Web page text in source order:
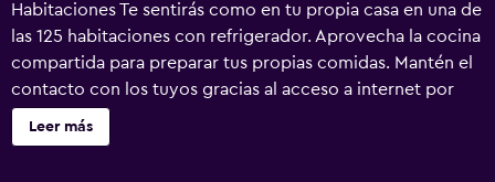
Habitaciones Te sentirás como en tu propia casa en una de
las 125 habitaciones con refrigerador. Aprovecha la cocina
compartida para preparar tus propias comidas. Mantén el
contacto con los tuyos gracias al acceso a internet por
wifi con cargo. El cuarto de baño dispone de ducha y
secador de pelo. Servicios Con un jardín donde descansar
Leer más